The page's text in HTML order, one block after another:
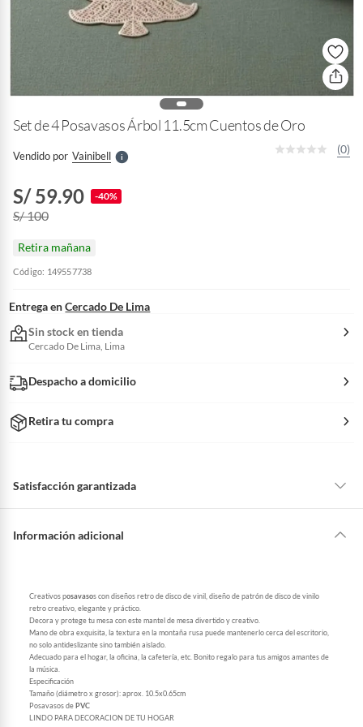
Set de 4 Posavasos Árbol 11.5cm Cuentos de Oro
Vendido por VainibellS
l
r
(0)
S/ 59.90 -40%
S/ 100
Retira mañana
Código: 149557738
Entrega en Cercado De Lima
Sin stock en tienda
Cercado De Lima, Lima
Despacho a domicilio
Retira tu compra
Satisfacción garantizada
hacer una devolución.
Productos vendidos porFalabella, Tottus y otros vendedores tienen:
48 horas: cemento, mezclas de hormigón, morteros, yeso y otros
productos para asfalto, hormigón, albañilería.
7 días: colchones y productos de combustión.
Productos vendidos por Sodimac
Información adicional
Creativos posavasos con diseños retro de disco de vinil, diseño de patrón de disco de vinilo
retro creativo, elegante y práctico.
Decora y protege tu mesa con este mantel de mesa divertido y creativo.
Mano de obra exquisita, la textura en la montaña rusa puede mantenerlo cerca del escritorio,
no solo antideslizante sino también aislado.
Adecuado para el hogar, la oficina, la cafetería, etc. Bonito regalo para tus amigos amantes de
la música.
Especificación
Tamaño (diámetro x grosor): aprox. 10.5x0.65cm
Posavasos dePVC
LINDO PARA DECORACION DE TU HOGAR